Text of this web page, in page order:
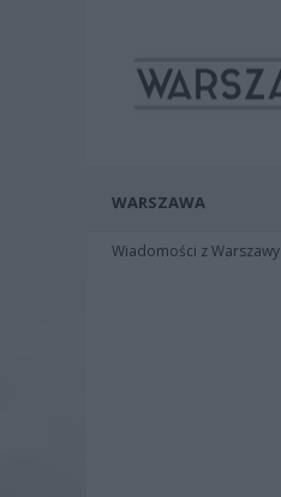
WARSZAWA
Wiadomości z Warszawy